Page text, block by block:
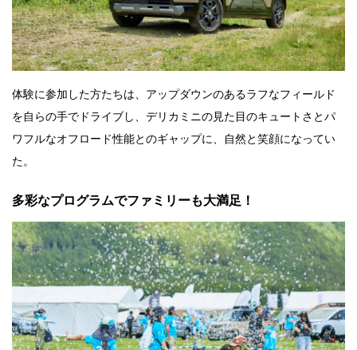
体験に参加した方たちは、アップダウンのあるラフなフィールド
を自らの手でドライブし、デリカミニの見た目のキュートさとパ
ワフルなオフロード性能とのギャップに、自然と笑顔になってい
た。
多彩なプログラムでファミリーも大満足！